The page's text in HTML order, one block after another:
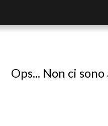
Ops... Non ci